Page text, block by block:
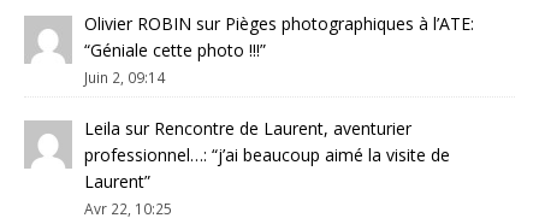
Olivier ROBIN sur Pièges photographiques à l’ATE:
“Géniale cette photo !!!”
Juin 2, 09:14
Leila sur Rencontre de Laurent, aventurier
professionnel…: “j’ai beaucoup aimé la visite de
Laurent”
Avr 22, 10:25